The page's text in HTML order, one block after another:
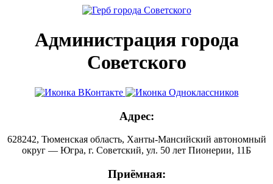
Администрация города
Советского
Адрес:
628242, Тюменская область, Ханты-Мансийский автономный
округ — Югра, г. Советский, ул. 50 лет Пионерии, 11Б
Приёмная: